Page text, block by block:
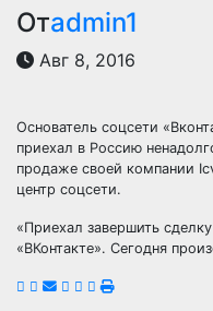
Отadmin1
Авг 8, 2016
Основатель соцсети
приехал в Россию
продаже своей компании
центр соцсети.
«Приехал завершить
«ВКонтакте». Сегодня